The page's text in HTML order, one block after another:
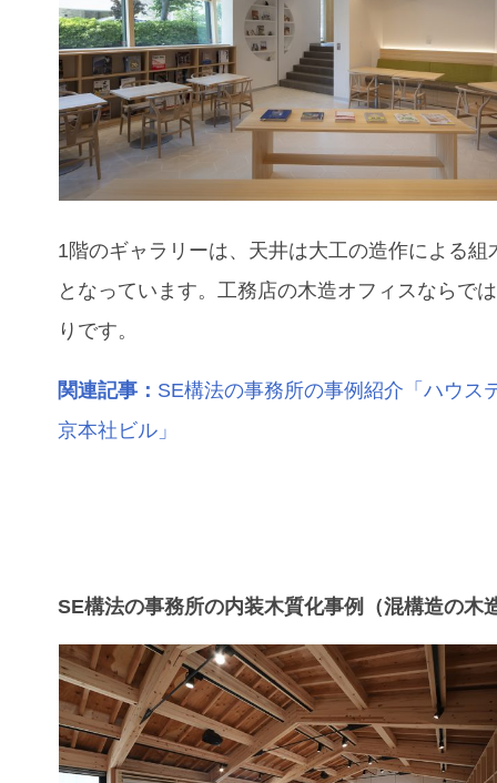
1階のギャラリーは、天井は大工の造作による組
となっています。工務店の木造オフィスならで
りです。
関連記事： SE構法の事務所の事例紹介「ハウス
京本社ビル」
SE構法の事務所の内装木質化事例（混構造の木